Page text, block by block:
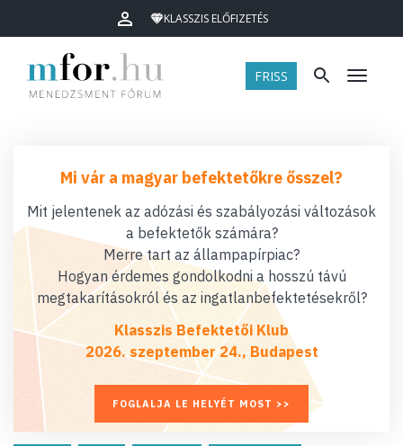
KLASSZIS ELŐFIZETÉS
FRISS Menü
Mi vár a magyar befektetőkre ősszel?
Mit jelentenek az adózási és szabályozási változások
a befektetők számára?
Merre tart az állampapírpiac?
Hogyan érdemes gondolkodni a hosszú távú
megtakarításokról és az ingatlanbefektetésekről?
Klasszis Befektetői Klub
2026. szeptember 24., Budapest
FOGLALJA LE HELYÉT MOST >>